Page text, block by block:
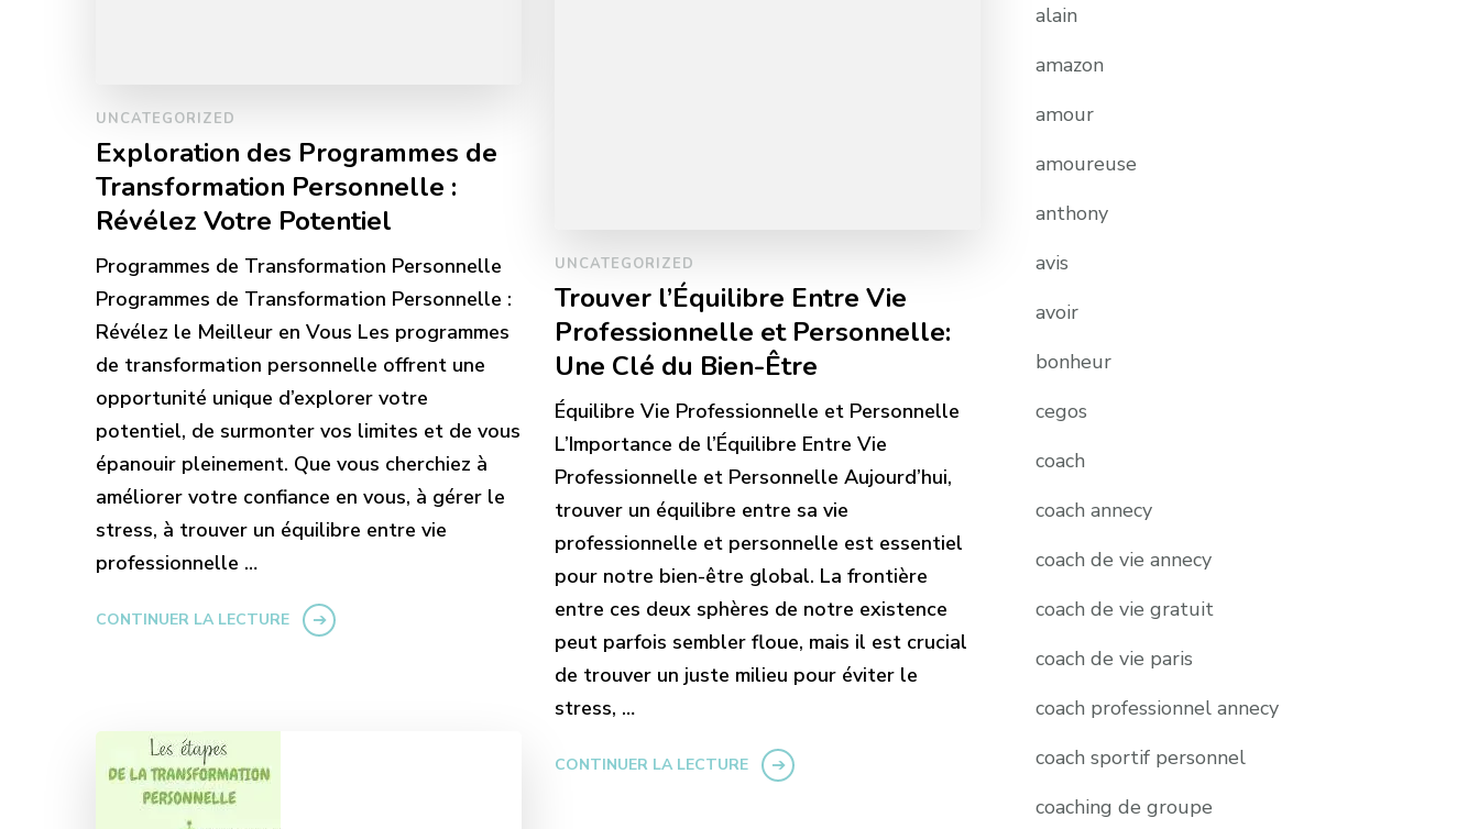
UNCATEGORIZED
Exploration des Programmes de
Transformation Personnelle :
Révélez Votre Potentiel
Programmes de Transformation Personnelle
Programmes de Transformation Personnelle :
Révélez le Meilleur en Vous Les programmes
de transformation personnelle offrent une
opportunité unique d’explorer votre
potentiel, de surmonter vos limites et de vous
épanouir pleinement. Que vous cherchiez à
améliorer votre confiance en vous, à gérer le
stress, à trouver un équilibre entre vie
professionnelle …
CONTINUER LA LECTURE
UNCATEGORIZED
Trouver l’Équilibre Entre Vie
Professionnelle et Personnelle:
Une Clé du Bien-Être
Équilibre Vie Professionnelle et Personnelle
L’Importance de l’Équilibre Entre Vie
Professionnelle et Personnelle Aujourd’hui,
trouver un équilibre entre sa vie
professionnelle et personnelle est essentiel
pour notre bien-être global. La frontière
entre ces deux sphères de notre existence
peut parfois sembler floue, mais il est crucial
de trouver un juste milieu pour éviter le
stress, …
CONTINUER LA LECTURE
alain
amazon
amour
amoureuse
anthony
avis
avoir
bonheur
cegos
coach
coach annecy
coach de vie annecy
coach de vie gratuit
coach de vie paris
coach professionnel annecy
coach sportif personnel
coaching de groupe